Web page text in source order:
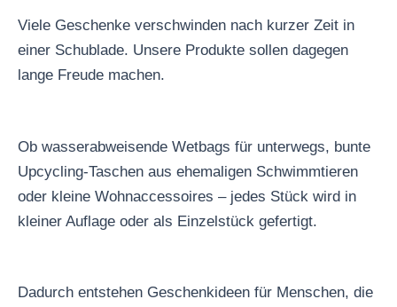
Viele Geschenke verschwinden nach kurzer Zeit in
einer Schublade. Unsere Produkte sollen dagegen
lange Freude machen.
Ob wasserabweisende Wetbags für unterwegs, bunte
Upcycling-Taschen aus ehemaligen Schwimmtieren
oder kleine Wohnaccessoires – jedes Stück wird in
kleiner Auflage oder als Einzelstück gefertigt.
Dadurch entstehen Geschenkideen für Menschen, die